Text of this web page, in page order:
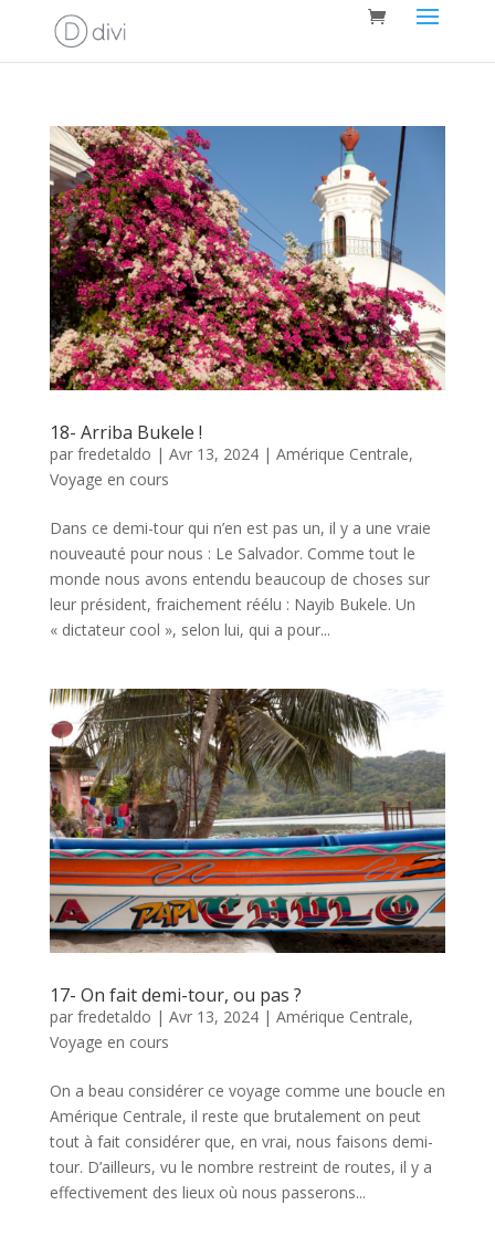
18- Arriba Bukele !
par fredetaldo | Avr 13, 2024| Amérique Centrale,
Voyage en cours
Dans ce demi-tour qui n’en est pas un, il y a une vraie
nouveauté pour nous : Le Salvador. Comme tout le
monde nous avons entendu beaucoup de choses sur
leur président, fraichement réélu : Nayib Bukele. Un
« dictateur cool », selon lui, qui a pour...
17- On fait demi-tour, ou pas ?
par fredetaldo | Avr 13, 2024| Amérique Centrale,
Voyage en cours
On a beau considérer ce voyage comme une boucle en
Amérique Centrale, il reste que brutalement on peut
tout à fait considérer que, en vrai, nous faisons demi-
tour. D’ailleurs, vu le nombre restreint de routes, il y a
effectivement des lieux où nous passerons...